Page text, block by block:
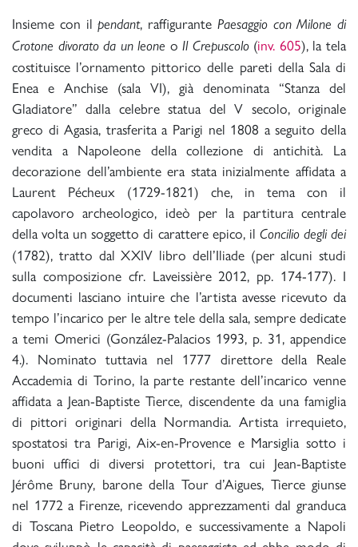
Insieme con ilpendant, raffigurante Paesaggio con Milone di
Crotone divorato da un leone oIl Crepuscolo (inv. 605), la tela
costituisce l’ornamento pittorico delle pareti della Sala di
Enea e Anchise (sala VI), già denominata “Stanza del
Gladiatore” dalla celebre statua del V secolo, originale
greco di Agasia, trasferita a Parigi nel 1808 a seguito della
vendita a Napoleone della collezione di antichità. La
decorazione dell’ambiente era stata inizialmente affidata a
Laurent Pécheux (1729-1821) che, in tema con il
capolavoro archeologico, ideò per la partitura centrale
della volta un soggetto di carattere epico, il Concilio degli dei
(1782), tratto dal XXIV libro dell’Iliade (per alcuni studi
sulla composizione cfr. Laveissière 2012, pp. 174-177). I
documenti lasciano intuire che l’artista avesse ricevuto da
tempo l’incarico per le altre tele della sala, sempre dedicate
a temi Omerici (González-Palacios 1993, p. 31, appendice
4.). Nominato tuttavia nel 1777 direttore della Reale
Accademia di Torino, la parte restante dell’incarico venne
affidata a Jean-Baptiste Tierce, discendente da una famiglia
di pittori originari della Normandia. Artista irrequieto,
spostatosi tra Parigi, Aix-en-Provence e Marsiglia sotto i
buoni uffici di diversi protettori, tra cui Jean-Baptiste
Jérôme Bruny, barone della Tour d’Aigues, Tierce giunse
nel 1772 a Firenze, ricevendo apprezzamenti dal granduca
di Toscana Pietro Leopoldo, e successivamente a Napoli